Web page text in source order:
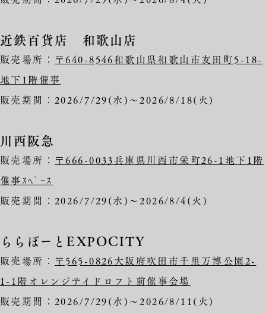
近鉄百貨店 和歌山店
販売場所：〒640-8546和歌山県和歌山市友田町5-18-
地下1階催事
販売期間：2026/7/29(水)～2026/8/18(火)
川西阪急
販売場所：〒666-0033兵庫県川西市栄町26-1地下1階
催事ｽﾍﾟｰｽ
販売期間：2026/7/29(水)～2026/8/4(火)
ららぽーとEXPOCITY
販売場所：〒565-0826大阪府吹田市千里万博公園2-
1-1階オレンジサイドロフト前催事会場
販売期間：2026/7/29(水)～2026/8/11(火)